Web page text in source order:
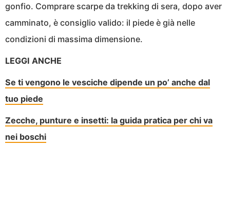
gonfio. Comprare scarpe da trekking di sera, dopo aver
camminato, è consiglio valido: il piede è già nelle
condizioni di massima dimensione.
LEGGI ANCHE
Se ti vengono le vesciche dipende un po’ anche dal
tuo piede
Zecche, punture e insetti: la guida pratica per chi va
nei boschi